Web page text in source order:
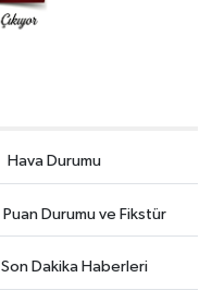
Hava Durumu
Puan Durumu ve Fikstür
Son Dakika Haberleri